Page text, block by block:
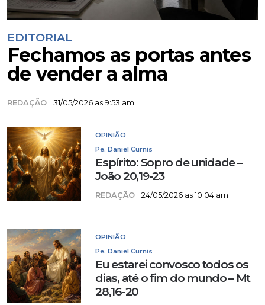
EDITORIAL
Fechamos as portas antes
de vender a alma
REDAÇÃO 31/05/2026 as 9:53 am
OPINIÃO
Pe. Daniel Curnis
Espírito: Sopro de unidade –
João 20,19-23
REDAÇÃO 24/05/2026 as 10:04 am
OPINIÃO
Pe. Daniel Curnis
Eu estarei convosco todos os
dias, até o fim do mundo – Mt
28,16-20